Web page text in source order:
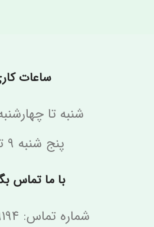
ساعات
شنبه تا چهارشنبه ۹ تا
پنج شنبه ۹ تا ۱۳
با ما تماس
شماره تماس: ۰۹۱۲۶۱۳۹۱۹۴